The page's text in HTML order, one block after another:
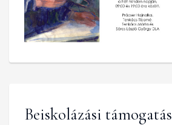
Beiskolázási támogatás